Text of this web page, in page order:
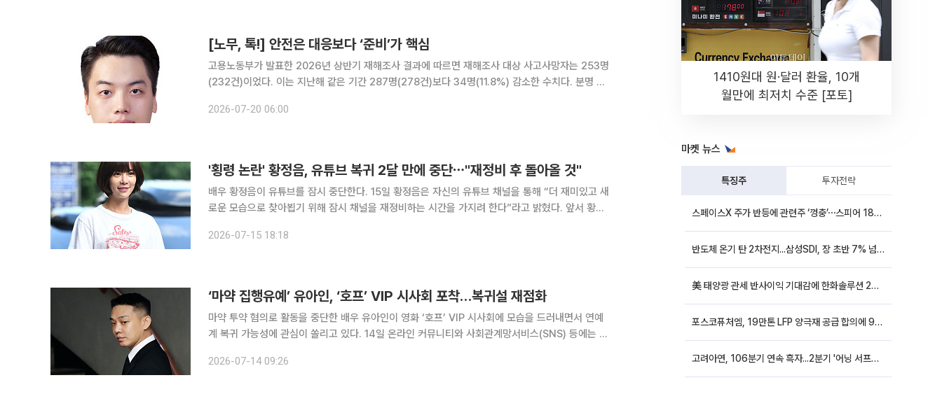
[노무, 톡!] 안전은 대응보다 ‘준비’가 핵심
고용노동부가 발표한 2026년 상반기 재해조사 결과에 따르면 재해조사 대상 사고사망자는 253명
(232건)이었다. 이는 지난해 같은 기간 287명(278건)보다 34명(11.8%) 감소한 수치다. 분명 의
사고사망에 의한 중대재해가 발생했다. 또한 부산지방법원
2026-07-20 06:00
'횡령 논란' 황정음, 유튜브 복귀 2달 만에 중단⋯"재정비 후 돌아올 것"
배우 황정음이 유튜브를 잠시 중단한다. 15일 황정음은 자신의 유튜브 채널을 통해 “더 재미있고 새
로운 모습으로 찾아뵙기 위해 잠시 채널을 재정비하는 시간을 가지려 한다”라고 밝혔다. 앞서 황정
며 새 활동을 예고했으나 약 2달 만에 재정비를 알렸다.
2026-07-15 18:18
‘마약 집행유예’ 유아인, ‘호프’ VIP 시사회 포착…복귀설 재점화
마약 투약 혐의로 활동을 중단한 배우 유아인이 영화 ‘호프’ VIP 시사회에 모습을 드러내면서 연예
계 복귀 가능성에 관심이 쏠리고 있다. 14일 온라인 커뮤니티와 사회관계망서비스(SNS) 등에는 유
2026-07-14 09:26
1410원대 원·달러 환율, 10개
월만에 최저치 수준 [포토]
마켓 뉴스
특징주 투자전략
스페이스X 주가 반등에 관련주 ‘껑충’⋯스피어 18%ㆍ에이치브이엠 12%↑
반도체 온기 탄 2차전지...삼성SDI, 장 초반 7% 넘게 껑충
美 태양광 관세 반사이익 기대감에 한화솔루션 20%대·OCI홀딩스 14%대 급등
포스코퓨처엠, 19만톤 LFP 양극재 공급 합의에 9%대 강세
고려아연, 106분기 연속 흑자...2분기 '어닝 서프라이즈'에 장 초반 12%대 강세